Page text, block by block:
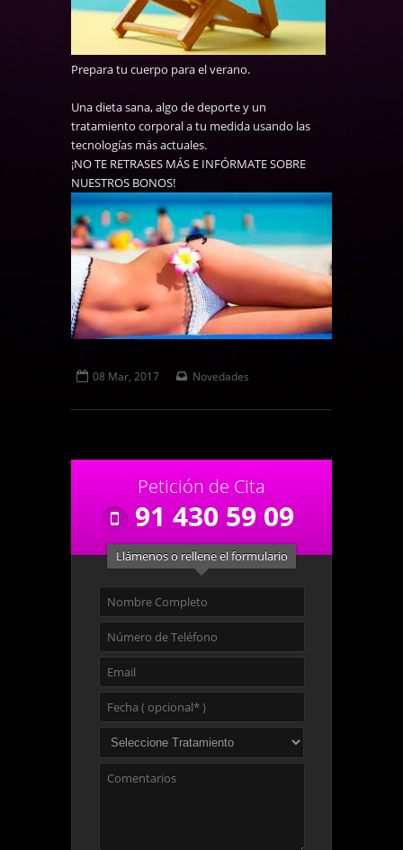
Prepara tu cuerpo para el verano.
Una dieta sana, algo de deporte y un
tratamiento corporal a tu medida usando las
tecnologías más actuales.
¡NO TE RETRASES MÁS E INFÓRMATE SOBRE
NUESTROS BONOS!
08 Mar, 2017 Novedades
Petición de Cita
91 430 59 09
Llámenos o rellene el formulario